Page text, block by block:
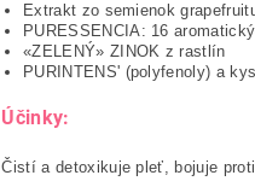
Extrakt zo semienok
PURESSENCIA: 16
«ZELENÝ» ZINOK z rastlín
PURINTENS' (polyfenoly) a
Účinky:
Čistí a detoxikuje pleť, bojuje